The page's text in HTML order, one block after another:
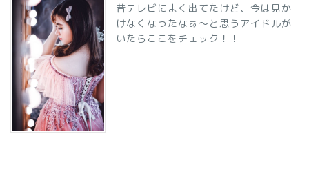
昔テレビによく出てたけど、今は見か
けなくなったなぁ～と思うアイドルが
いたらここをチェック！！